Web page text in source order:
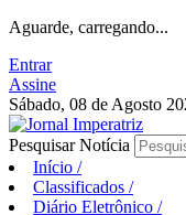
Aguarde, carregando...
Entrar
Assine
Sábado, 08 de Agosto
Pesquisar Notícia
Início /
Classificados /
Diário Eletrônico /